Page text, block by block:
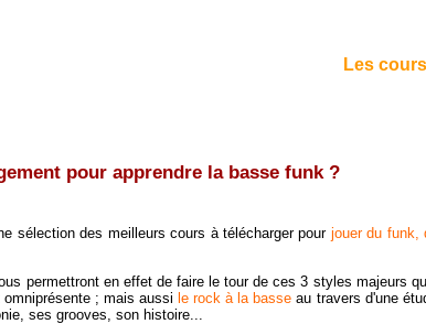
Les
pour apprendre la basse funk ?
sélection des meilleurs cours à télécharger pour jouer du funk,
permettront en effet de faire le tour de ces 3 styles majeurs
omniprésente ; mais aussi le rock à la basse au travers d'une
ses grooves, son histoire...